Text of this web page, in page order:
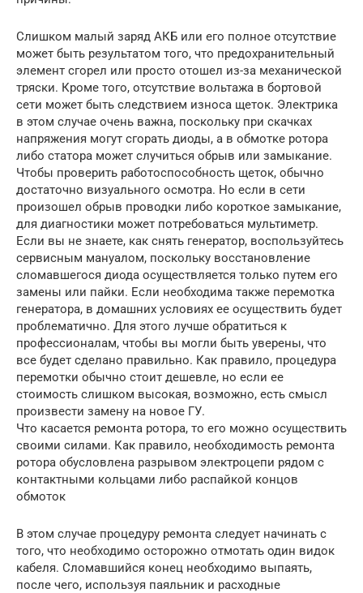
Слишком малый заряд АКБ или его полное отсутствие
может быть результатом того, что предохранительный
элемент сгорел или просто отошел из-за механической
тряски. Кроме того, отсутствие вольтажа в бортовой
сети может быть следствием износа щеток. Электрика
в этом случае очень важна, поскольку при скачках
напряжения могут сгорать диоды, а в обмотке ротора
либо статора может случиться обрыв или замыкание.
Чтобы проверить работоспособность щеток, обычно
достаточно визуального осмотра. Но если в сети
произошел обрыв проводки либо короткое замыкание,
для диагностики может потребоваться мультиметр.
Если вы не знаете, как снять генератор, воспользуйтесь
сервисным мануалом, поскольку восстановление
сломавшегося диода осуществляется только путем его
замены или пайки. Если необходима также перемотка
генератора, в домашних условиях ее осуществить будет
проблематично. Для этого лучше обратиться к
профессионалам, чтобы вы могли быть уверены, что
все будет сделано правильно. Как правило, процедура
перемотки обычно стоит дешевле, но если ее
стоимость слишком высокая, возможно, есть смысл
произвести замену на новое ГУ.
Что касается ремонта ротора, то его можно осуществить
своими силами. Как правило, необходимость ремонта
ротора обусловлена разрывом электроцепи рядом с
контактными кольцами либо распайкой концов
обмоток
В этом случае процедуру ремонта следует начинать с
того, что необходимо осторожно отмотать один видок
кабеля. Сломавшийся конец необходимо выпаять,
после чего, используя паяльник и расходные